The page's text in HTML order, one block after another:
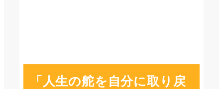
「人生の舵を自分に取り戻